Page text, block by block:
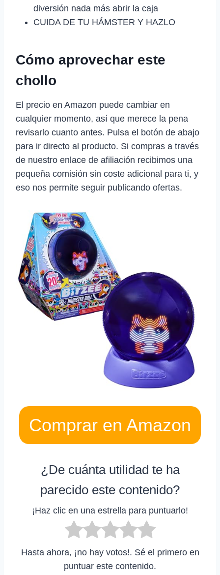
diversión nada más abrir la caja
CUIDA DE TU HÁMSTER Y HAZLO
Cómo aprovechar este
chollo
El precio en Amazon puede cambiar en
cualquier momento, así que merece la pena
revisarlo cuanto antes. Pulsa el botón de abajo
para ir directo al producto. Si compras a través
de nuestro enlace de afiliación recibimos una
pequeña comisión sin coste adicional para ti, y
eso nos permite seguir publicando ofertas.
Comprar en Amazon
¿De cuánta utilidad te ha
parecido este contenido?
¡Haz clic en una estrella para puntuarlo!
Hasta ahora, ¡no hay votos!. Sé el primero en
puntuar este contenido.